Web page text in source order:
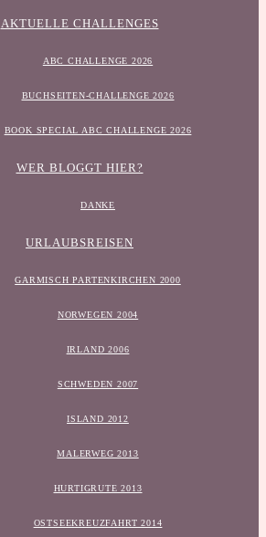
AKTUELLE CHALLENGES
ABC CHALLENGE 2026
BUCHSEITEN-CHALLENGE 2026
BOOK SPECIAL ABC CHALLENGE 2026
WER BLOGGT HIER?
DANKE
URLAUBSREISEN
GARMISCH PARTENKIRCHEN 2000
NORWEGEN 2004
IRLAND 2006
SCHWEDEN 2007
ISLAND 2012
MALERWEG 2013
HURTIGRUTE 2013
OSTSEEKREUZFAHRT 2014